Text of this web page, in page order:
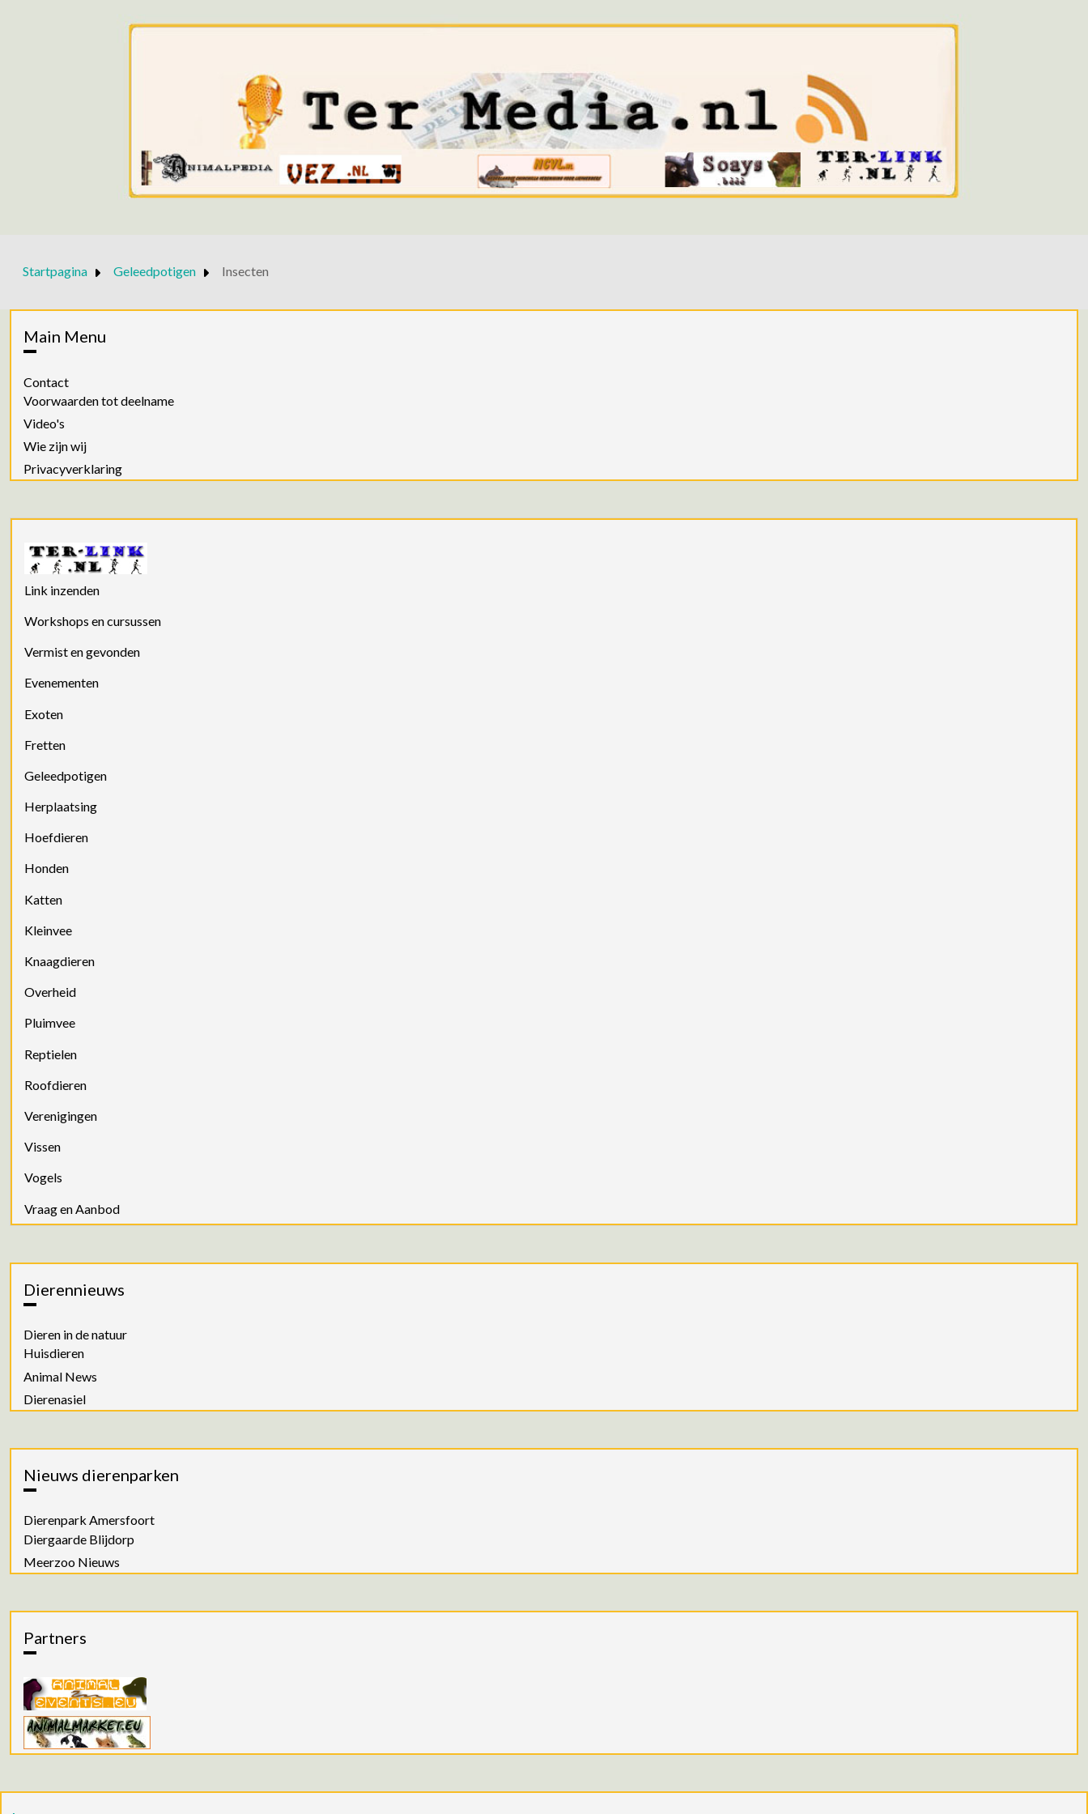
Startpagina Geleedpotigen Insecten
Main Menu
Contact
Voorwaarden tot deelname
Video's
Wie zijn wij
Privacyverklaring
Link inzenden
Workshops en cursussen
Vermist en gevonden
Evenementen
Exoten
Fretten
Geleedpotigen
Herplaatsing
Hoefdieren
Honden
Katten
Kleinvee
Knaagdieren
Overheid
Pluimvee
Reptielen
Roofdieren
Verenigingen
Vissen
Vogels
Vraag en Aanbod
Dierennieuws
Dieren in de natuur
Huisdieren
Animal News
Dierenasiel
Nieuws dierenparken
Dierenpark Amersfoort
Diergaarde Blijdorp
Meerzoo Nieuws
Partners